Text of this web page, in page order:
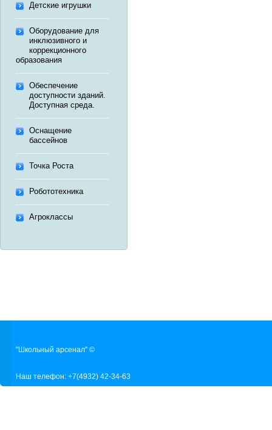
Детские игрушки
Оборудование для
инклюзивного и
коррекционного
образования
Обеспечение
доступности зданий.
Доступная среда.
Оснащение
бассейнов
Точка Роста
Робототехника
Агроклассы
"Школьный арсенал" ©
Наш телефон: +7(4932) 42-34-63